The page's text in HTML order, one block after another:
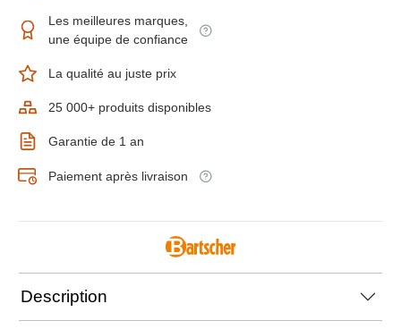
Les meilleures marques,
une équipe de confiance
La qualité au juste prix
25 000+ produits disponibles
Garantie de 1 an
Paiement après livraison
Description